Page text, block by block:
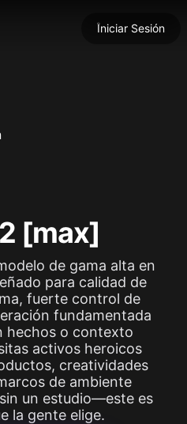
Iniciar Sesión
[max]
de gama alta en
para calidad de
fuerte control de
fundamentada
hechos o contexto
activos heroicos
creatividades
de ambiente
un estudio—este es
la gente elige.